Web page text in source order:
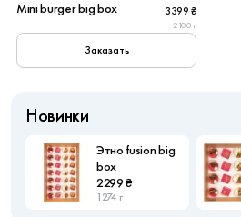
Mini burger big box 3399 ₴
2100 г
Заказать
Новинки
Этно fusion big
box
2299 ₴
1274 г